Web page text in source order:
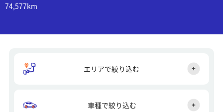
74,577km
エリアで絞り込む
車種で絞り込む